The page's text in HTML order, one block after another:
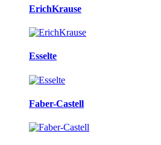
ErichKrause
Esselte
Faber-Castell